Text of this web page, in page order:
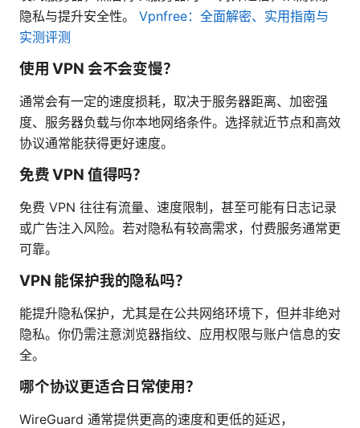
隐私与提升安全性。 Vpnfree：全面解密、实用指南与
实测评测
使用 VPN 会不会变慢？
通常会有一定的速度损耗，取决于服务器距离、加密强
度、服务器负载与你本地网络条件。选择就近节点和高效
协议通常能获得更好速度。
免费 VPN 值得吗？
免费 VPN 往往有流量、速度限制，甚至可能有日志记录
或广告注入风险。若对隐私有较高需求，付费服务通常更
可靠。
VPN 能保护我的隐私吗？
能提升隐私保护，尤其是在公共网络环境下，但并非绝对
隐私。你仍需注意浏览器指纹、应用权限与账户信息的安
全。
哪个协议更适合日常使用？
WireGuard 通常提供更高的速度和更低的延迟，